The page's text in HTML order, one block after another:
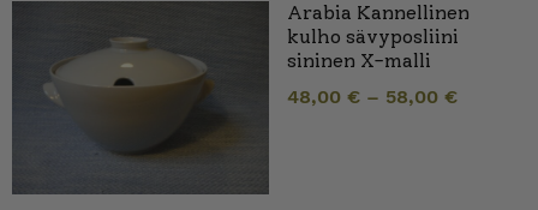
Arabia Kannellinen
kulho sävyposliini
sininen X-malli
48,00 € – 58,00 €